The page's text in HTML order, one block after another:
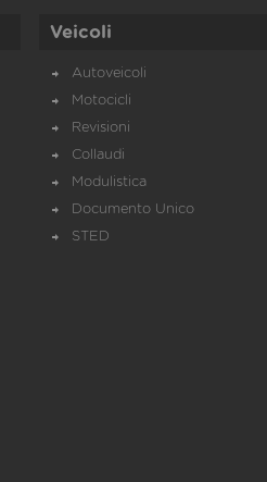
Veicoli
Autoveicoli
Motocicli
Revisioni
Collaudi
Modulistica
Documento Unico
STED